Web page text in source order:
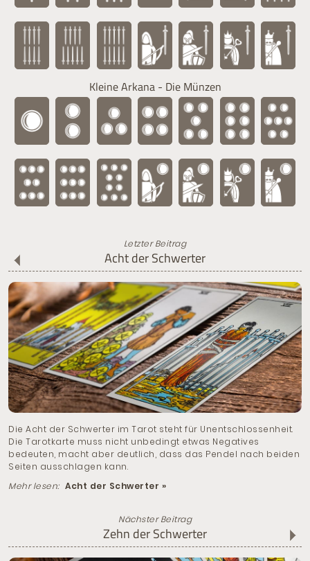
Kleine Arkana - Die Münzen
Letzter Beitrag
Acht der Schwerter
Die Acht der Schwerter im Tarot steht für Unentschlossenheit.
Die Tarotkarte muss nicht unbedingt etwas Negatives
bedeuten, macht aber deutlich, dass das Pendel nach beiden
Seiten ausschlagen kann.
Mehr lesen: Acht der Schwerter »
Nächster Beitrag
Zehn der Schwerter